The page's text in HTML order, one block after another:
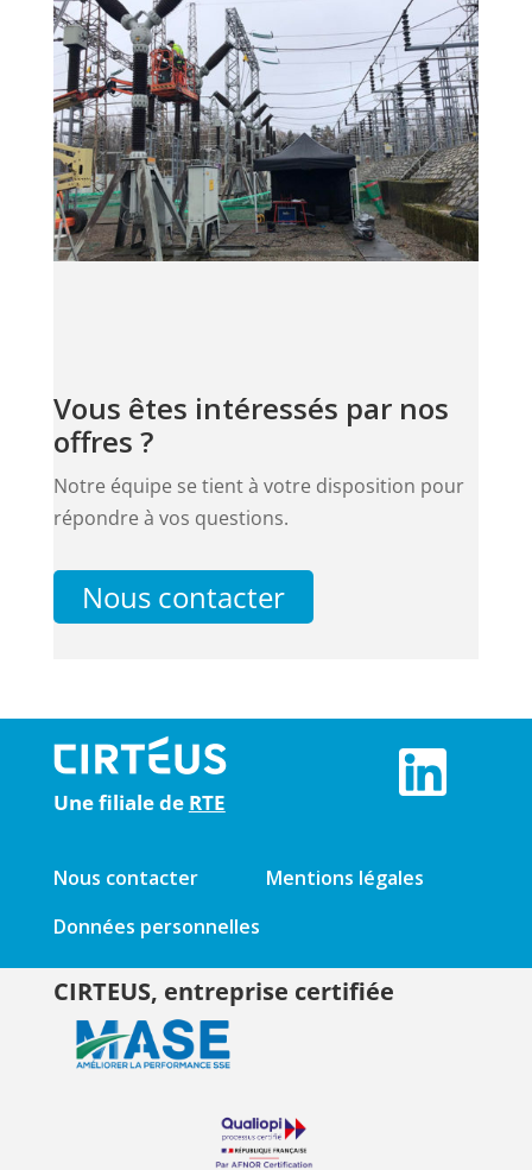
Vous êtes intéressés par nos
offres ?
Notre équipe se tient à votre disposition pour
répondre à vos questions.
Nous contacter
Une filiale de RTE
Nous contacter
Mentions légales
Données personnelles
CIRTEUS, entreprise certifiée